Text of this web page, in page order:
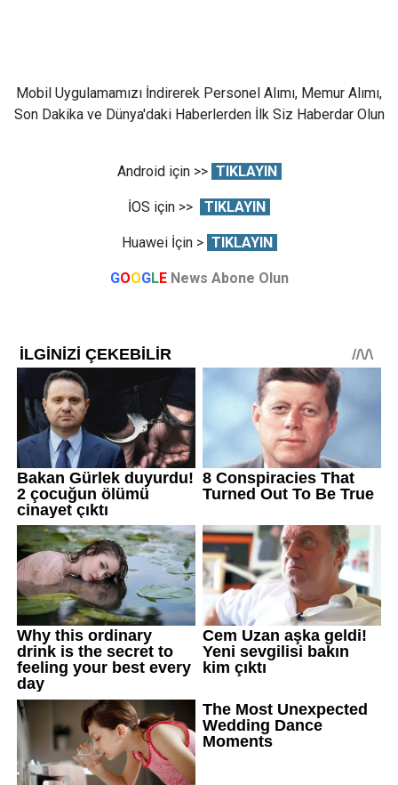
Mobil Uygulamamızı İndirerek Personel Alımı, Memur Alımı,
Son Dakika ve Dünya'daki Haberlerden İlk Siz Haberdar Olun
Android için >> TIKLAYIN
İOS için >> TIKLAYIN
Huawei İçin > TIKLAYIN
GOOGLE News Abone Olun